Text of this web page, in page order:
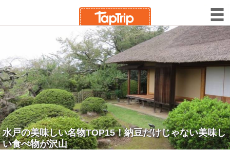
水戸の美味しい名物TOP15！納豆だけじゃない美味し
い食べ物が沢山